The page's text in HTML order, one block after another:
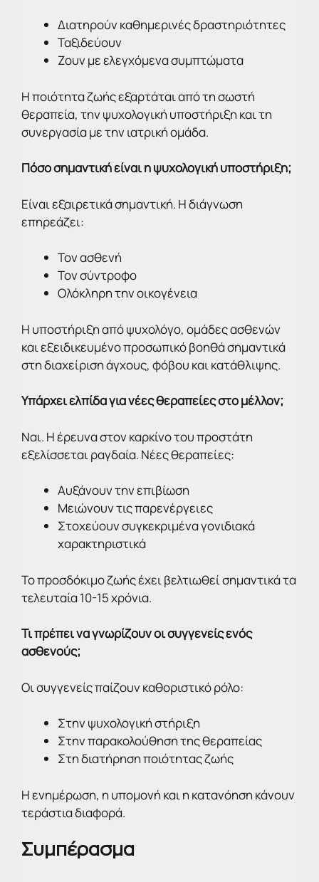
Διατηρούν καθημερινές δραστηριότητες
Ταξιδεύουν
Ζουν με ελεγχόμενα συμπτώματα
Η ποιότητα ζωής εξαρτάται από τη σωστή
θεραπεία, την ψυχολογική υποστήριξη και τη
συνεργασία με την ιατρική ομάδα.
Πόσο σημαντική είναι η ψυχολογική υποστήριξη;
Είναι εξαιρετικά σημαντική. Η διάγνωση
επηρεάζει:
Τον ασθενή
Τον σύντροφο
Ολόκληρη την οικογένεια
Η υποστήριξη από ψυχολόγο, ομάδες ασθενών
και εξειδικευμένο προσωπικό βοηθά σημαντικά
στη διαχείριση άγχους, φόβου και κατάθλιψης.
Υπάρχει ελπίδα για νέες θεραπείες στο μέλλον;
Ναι. Η έρευνα στον καρκίνο του προστάτη
εξελίσσεται ραγδαία. Νέες θεραπείες:
Αυξάνουν την επιβίωση
Μειώνουν τις παρενέργειες
Στοχεύουν συγκεκριμένα γονιδιακά
χαρακτηριστικά
Το προσδόκιμο ζωής έχει βελτιωθεί σημαντικά τα
τελευταία 10-15 χρόνια.
Τι πρέπει να γνωρίζουν οι συγγενείς ενός
ασθενούς;
Οι συγγενείς παίζουν καθοριστικό ρόλο:
Στην ψυχολογική στήριξη
Στην παρακολούθηση της θεραπείας
Στη διατήρηση ποιότητας ζωής
Η ενημέρωση, η υπομονή και η κατανόηση κάνουν
τεράστια διαφορά.
Συμπέρασμα